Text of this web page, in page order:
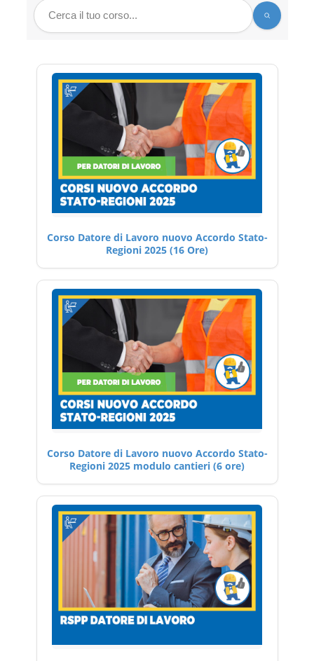
Corso Datore di Lavoro nuovo Accordo Stato-
Regioni 2025 (16 Ore)
Corso Datore di Lavoro nuovo Accordo Stato-
Regioni 2025 modulo cantieri (6 ore)